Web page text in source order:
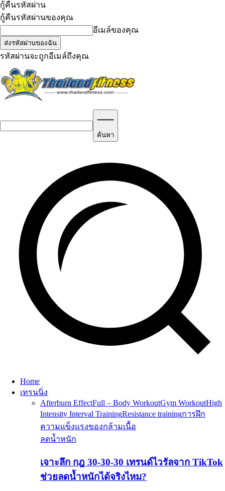
กู้คืนรหัสผ่าน
กู้คืนรหัสผ่านของคุณ
อีเมล์ของคุณ
รหัสผ่านจะถูกอีเมล์ถึงคุณ
ค้นหา
Home
เทรนนิ่ง
Afterburn EffectFull – Body WorkoutGym WorkoutHigh
Intensity Interval TrainingResistance trainingการฝึก
ความแข็งแรงของกล้ามเนื้อ
ลดน้ำหนัก
เจาะลึก กฎ 30-30-30 เทรนด์ไวรัลจาก TikTok
ช่วยลดน้ำหนักได้จริงไหม?